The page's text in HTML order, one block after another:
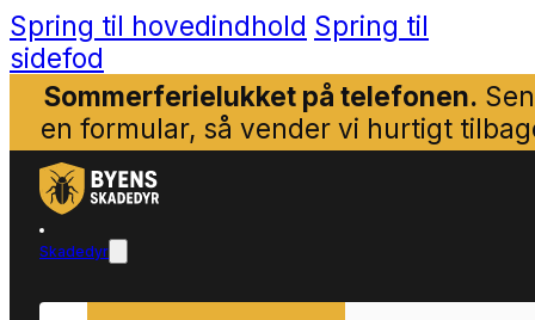
Spring til hovedindhold Spring til
sidefod
Sommerferielukket på telefonen.
en formular, så vender vi hurtigt
Skadedyr